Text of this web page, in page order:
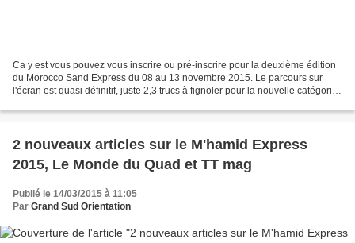
Ca y est vous pouvez vous inscrire ou pré-inscrire pour la deuxième édition
du Morocco Sand Express du 08 au 13 novembre 2015. Le parcours sur
l'écran est quasi définitif, juste 2,3 trucs à fignoler pour la nouvelle catégorie
2 nouveaux articles sur le M'hamid Express
2015, Le Monde du Quad et TT mag
Publié le 14/03/2015 à 11:05
Par Grand Sud Orientation